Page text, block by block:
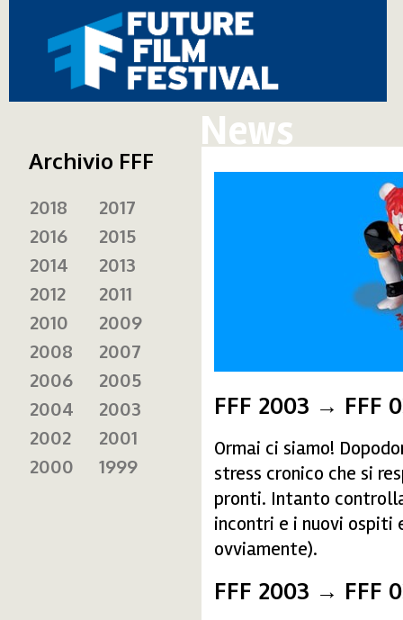
News
FFF 2003 → FFF
Ormai ci siamo!
stress cronico che si
pronti. Intanto
incontri e i nuovi ospiti
ovviamente).
FFF 2003 → FFF
Archivio FFF
2018
2017
2016
2015
2014
2013
2012
2011
2010
2009
2008
2007
2006
2005
2004
2003
2002
2001
2000
1999